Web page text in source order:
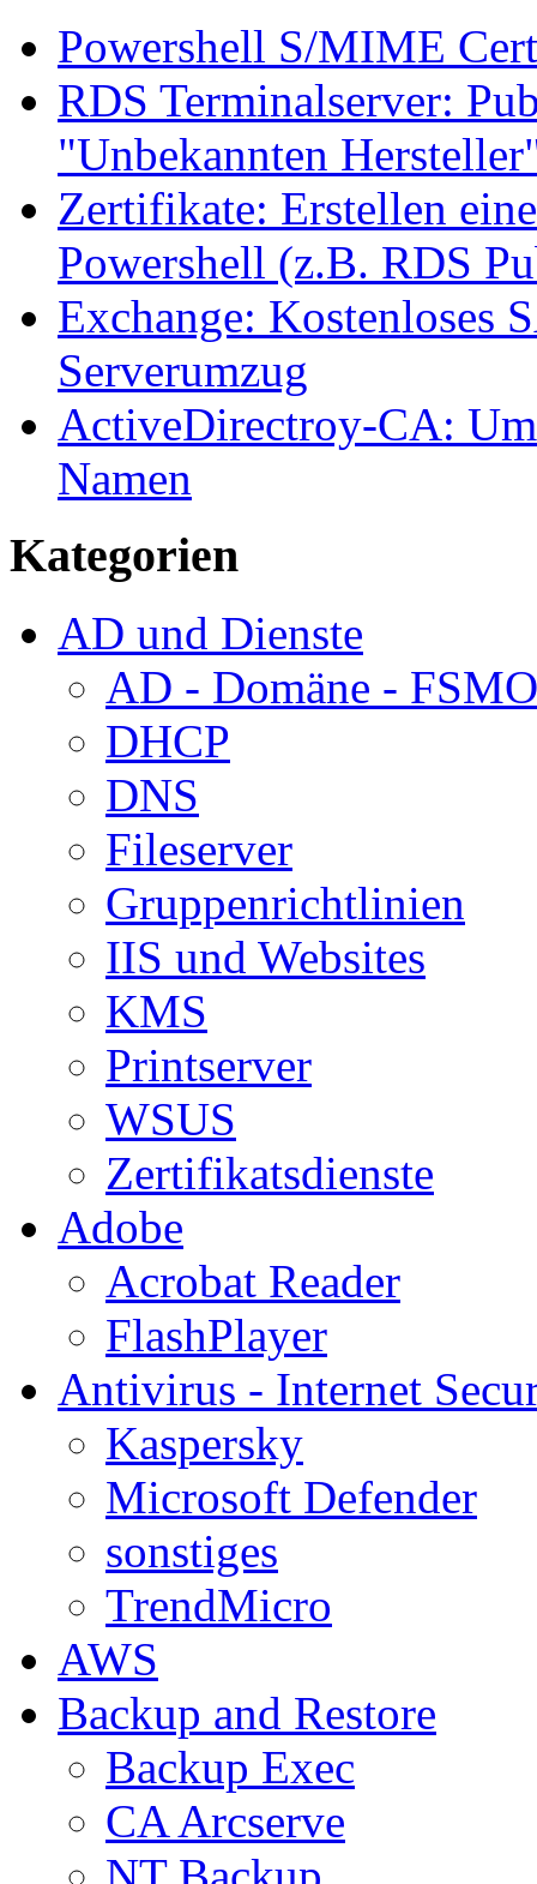
Powershell S/MIME
RDS Terminalserver:
"Unbekannten
Zertifikate: Erstellen
Powershell (z.B. RDS
Exchange: Kostenloses
Serverumzug
ActiveDirectroy-CA:
Namen
Kategorien
AD und Dienste
AD - Domäne - FSMO
DHCP
DNS
Fileserver
Gruppenrichtlinien
IIS und Websites
KMS
Printserver
WSUS
Zertifikatsdienste
Adobe
Acrobat Reader
FlashPlayer
Antivirus - Internet
Kaspersky
Microsoft Defender
sonstiges
TrendMicro
AWS
Backup and Restore
Backup Exec
CA Arcserve